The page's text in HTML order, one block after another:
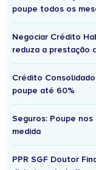
poupe todos os
Negociar Crédito
reduza a prestação
Crédito
poupe até 60%
Seguros: Poupe
medida
PPR SGF Doutor